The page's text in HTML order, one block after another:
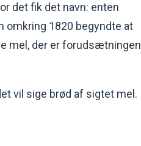
det fik det navn: enten
omkring 1820 begyndte at
mel, der er forudsætningen
vil sige brød af sigtet mel.